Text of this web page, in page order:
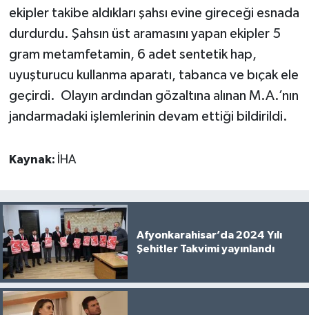
ekipler takibe aldıkları şahsı evine gireceği esnada
durdurdu. Şahsın üst aramasını yapan ekipler 5
gram metamfetamin, 6 adet sentetik hap,
uyuşturucu kullanma aparatı, tabanca ve bıçak ele
geçirdi. Olayın ardından gözaltına alınan M.A.’nın
jandarmadaki işlemlerinin devam ettiği bildirildi.
Kaynak: İHA
Afyonkarahisar’da 2024 Yılı
Şehitler Takvimi yayınlandı